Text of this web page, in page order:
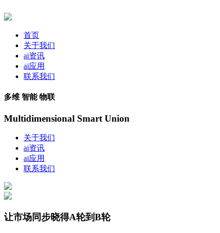
首页
关于我们
ai资讯
ai应用
联系我们
多维 智能 物联
Multidimensional Smart Union
关于我们
ai资讯
ai应用
联系我们
让市场同步晓得A轮到B轮